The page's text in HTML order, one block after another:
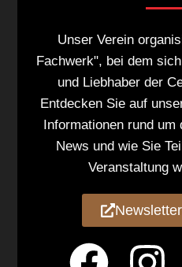
Unser Verein
Fachwerk", bei dem
und Liebhaber der
Entdecken Sie auf
Informationen rund um
News und wie Sie
Veranstaltung